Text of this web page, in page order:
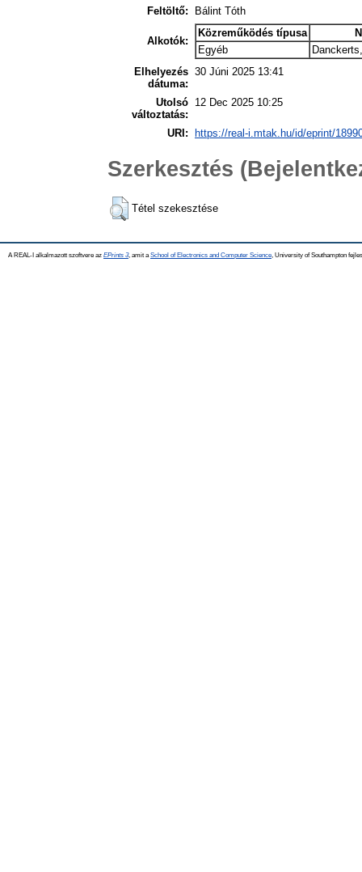
Feltöltő:
Bálint Tóth
Alkotók:
Közreműködés típusa
Egyéb
Elhelyezés
dátuma:
30 Júni 2025 13:41
Utolsó
változtatás:
12 Dec 2025 10:25
URI: https://real-i.mtak.hu/id/eprint/
Szerkesztés
Tétel szekesztése
A REAL-I alkalmazott szoftvere az EPrints 3, amit a School of Electronics and Computer Science , University of Southampton